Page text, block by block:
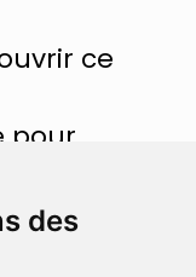
des
ce
pour
projet